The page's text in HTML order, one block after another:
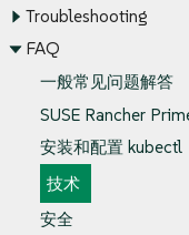
Troubleshooting
FAQ
一般常见问题解答
SUSE Rancher
安装和配置 kubectl
技术
安全